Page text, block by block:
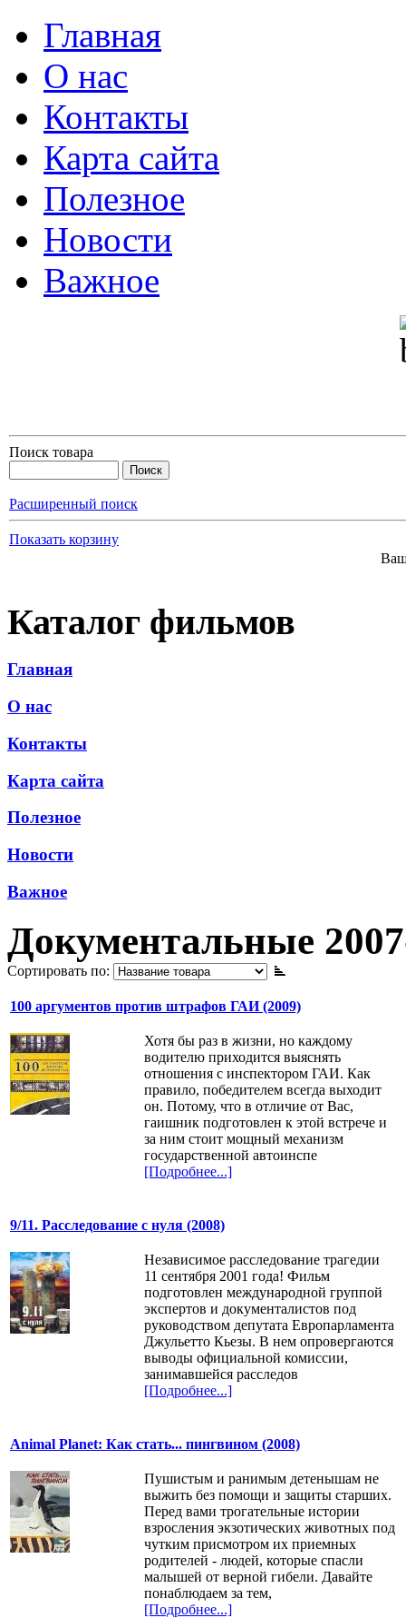
Главная
О нас
Контакты
Карта сайта
Полезное
Новости
Важное
Поиск товара
Расширенный поиск
Показать корзину
Каталог фильмов
Главная
О нас
Контакты
Карта сайта
Полезное
Новости
Важное
Документальные
Сортировать по:
100 аргументов против штрафов ГАИ (2009)
Хотя бы раз в жизни, но каждому
водителю приходится выяснять
отношения с инспектором ГАИ. Как
правило, победителем всегда выходит
он. Потому, что в отличие от Вас,
гаишник подготовлен к этой встрече и
за ним стоит мощный механизм
государственной автоинспе
[Подробнее...]
9/11. Расследование с нуля (2008)
Независимое расследование трагедии
11 сентября 2001 года! Фильм
подготовлен международной группой
экспертов и документалистов под
руководством депутата Европарламента
Джульетто Кьезы. В нем опровергаются
выводы официальной комиссии,
занимавшейся расследов
[Подробнее...]
Animal Planet: Как стать... пингвином (2008)
Пушистым и ранимым детенышам не
выжить без помощи и защиты старших.
Перед вами трогательные истории
взросления экзотических животных под
чутким присмотром их приемных
родителей - людей, которые спасли
малышей от верной гибели. Давайте
понаблюдаем за тем,
[Подробнее...]